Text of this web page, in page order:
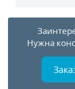
Нужна